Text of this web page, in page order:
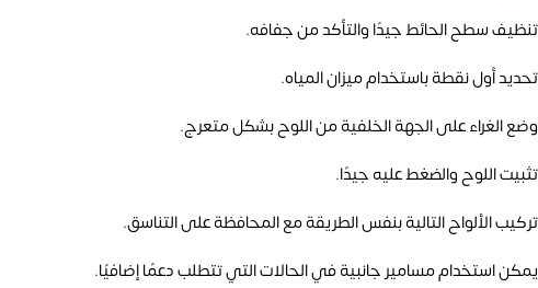
تنظيف سطح الحائط جيدًا والتأكد من جفافه.
تحديد أول نقطة باستخدام ميزان المياه.
وضع الغراء على الجهة الخلفية من اللوح بشكل متعرج.
تثبيت اللوح والضغط عليه جيدًا.
تركيب الألواح التالية بنفس الطريقة مع المحافظة على التناسق.
يمكن استخدام مسامير جانبية في الحالات التي تتطلب دعمًا إضافيًا.